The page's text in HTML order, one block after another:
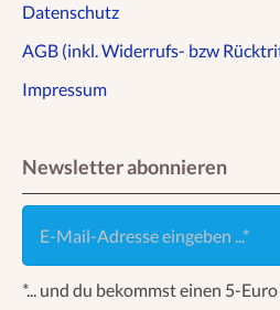
Datenschutz
AGB (inkl. Widerrufs- bzw
Impressum
Newsletter abonnieren
*... und du bekommst einen 5-